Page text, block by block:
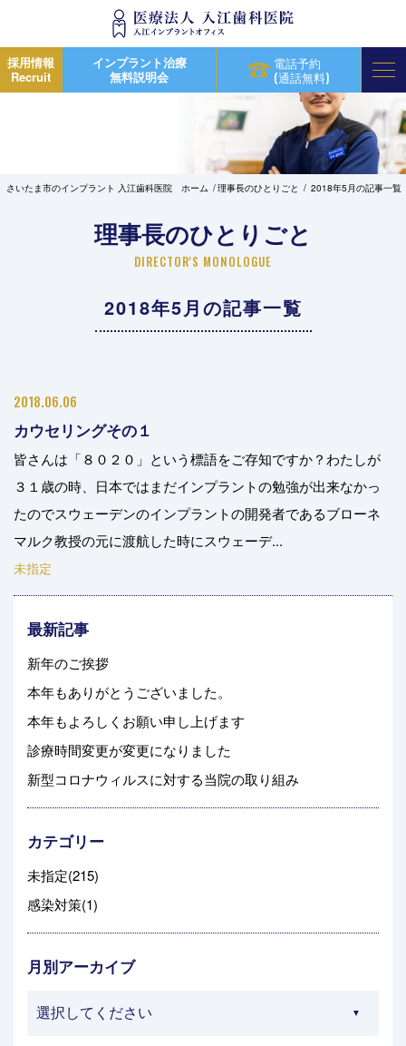
採用情報
Recruit
インプラント治療
無料説明会
電話予約
(通話無料)
さいたま市のインプラント 入江歯科医院 ホーム 理事長のひとりごと 2018年5月の記事一覧
理事長のひとりごと
DIRECTOR'S MONOLOGUE
2018年5月の記事一覧
2018.06.06
カウセリングその１
皆さんは「８０２０」という標語をご存知ですか？わたしが
３１歳の時、日本ではまだインプラントの勉強が出来なかっ
たのでスウェーデンのインプラントの開発者であるブローネ
マルク教授の元に渡航した時にスウェーデ...
未指定
最新記事
新年のご挨拶
本年もありがとうございました。
本年もよろしくお願い申し上げます
診療時間変更が変更になりました
新型コロナウィルスに対する当院の取り組み
カテゴリー
未指定(215)
感染対策(1)
月別アーカイブ